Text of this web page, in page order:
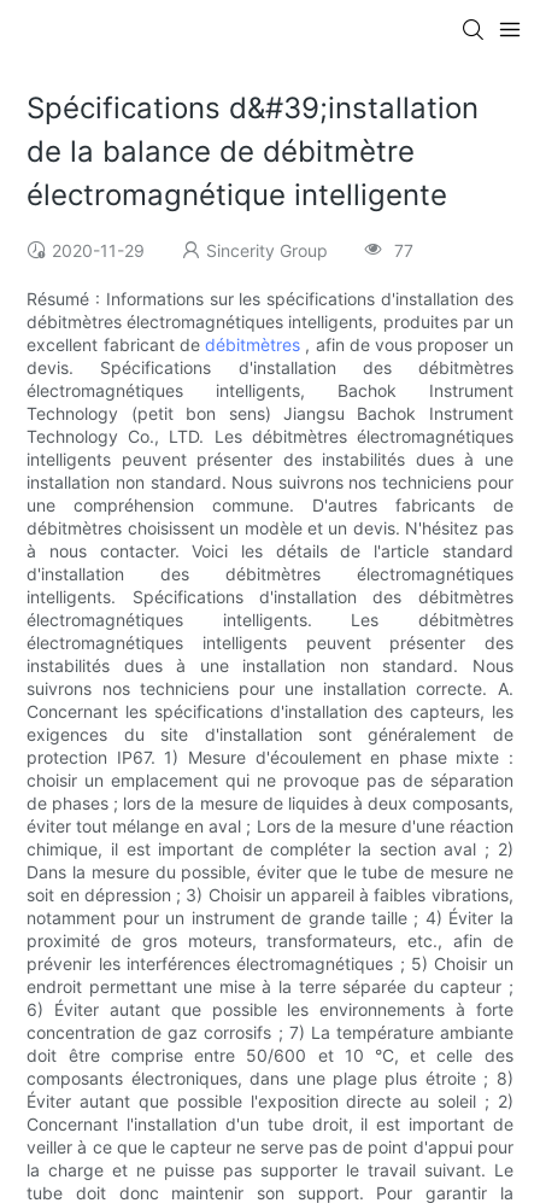
Spécifications d&#39;installation
de la balance de débitmètre
électromagnétique intelligente
2020-11-29 Sincerity Group 77
Résumé : Informations sur les spécifications d'installation des
débitmètres électromagnétiques intelligents, produites par un
excellent fabricant dedébitmètres , afin de vous proposer un
devis. Spécifications d'installation des débitmètres
électromagnétiques intelligents, Bachok Instrument
Technology (petit bon sens) Jiangsu Bachok Instrument
Technology Co., LTD. Les débitmètres électromagnétiques
intelligents peuvent présenter des instabilités dues à une
installation non standard. Nous suivrons nos techniciens pour
une compréhension commune. D'autres fabricants de
débitmètres choisissent un modèle et un devis. N'hésitez pas
à nous contacter. Voici les détails de l'article standard
d'installation des débitmètres électromagnétiques
intelligents. Spécifications d'installation des débitmètres
électromagnétiques intelligents. Les débitmètres
électromagnétiques intelligents peuvent présenter des
instabilités dues à une installation non standard. Nous
suivrons nos techniciens pour une installation correcte. A.
Concernant les spécifications d'installation des capteurs, les
exigences du site d'installation sont généralement de
protection IP67. 1) Mesure d'écoulement en phase mixte :
choisir un emplacement qui ne provoque pas de séparation
de phases ; lors de la mesure de liquides à deux composants,
éviter tout mélange en aval ; Lors de la mesure d'une réaction
chimique, il est important de compléter la section aval ; 2)
Dans la mesure du possible, éviter que le tube de mesure ne
soit en dépression ; 3) Choisir un appareil à faibles vibrations,
notamment pour un instrument de grande taille ; 4) Éviter la
proximité de gros moteurs, transformateurs, etc., afin de
prévenir les interférences électromagnétiques ; 5) Choisir un
endroit permettant une mise à la terre séparée du capteur ;
6) Éviter autant que possible les environnements à forte
concentration de gaz corrosifs ; 7) La température ambiante
doit être comprise entre 50/600 et 10 °C, et celle des
composants électroniques, dans une plage plus étroite ; 8)
Éviter autant que possible l'exposition directe au soleil ; 2)
Concernant l'installation d'un tube droit, il est important de
veiller à ce que le capteur ne serve pas de point d'appui pour
la charge et ne puisse pas supporter le travail suivant. Le
tube doit donc maintenir son support. Pour garantir la